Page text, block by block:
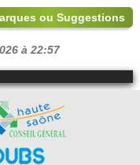
ou Suggestions
à 22:57